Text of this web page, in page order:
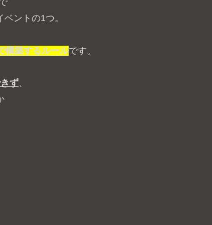
ントの1つ。
構築するルールです。
ず、